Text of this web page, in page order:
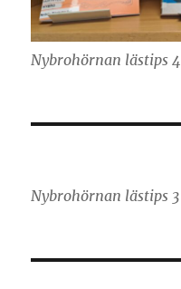
Nybrohörnan lästips 4
Nybrohörnan lästips 3